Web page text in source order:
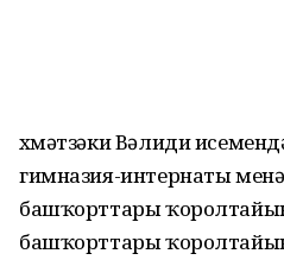
Әхмәтзәки Вәлиди
гимназия-интернаты
башҡорттары
башҡорттары